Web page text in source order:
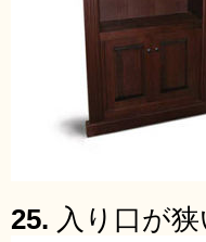
25. 入り口が